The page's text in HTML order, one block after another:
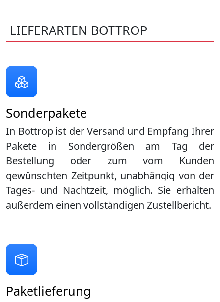
LIEFERARTEN BOTTROP
Paketlieferung
Sonderpakete
In Bottrop ist der Versand und Empfang Ihrer
Pakete in Sondergrößen am Tag der
Bestellung oder zum vom Kunden
gewünschten Zeitpunkt, unabhängig von der
Tages- und Nachtzeit, möglich. Sie erhalten
außerdem einen vollständigen Zustellbericht.